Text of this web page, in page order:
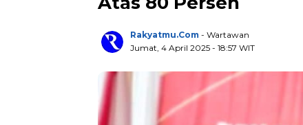
Rakyatmu.com - Wartawan
Jumat, 4 April 2025 - 18:57 WIT